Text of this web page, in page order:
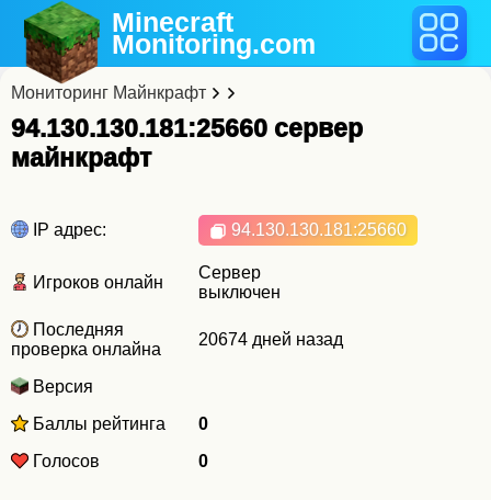
Minecraft
Monitoring.com
Мониторинг Майнкрафт
94.130.130.181:25660 cервер
майнкрафт
IP адрес: 94.130.130.181:25660
Игроков онлайн
Сервер
выключен
Последняя
проверка онлайна
20674 дней назад
Версия
Баллы рейтинга
0
Голосов
0